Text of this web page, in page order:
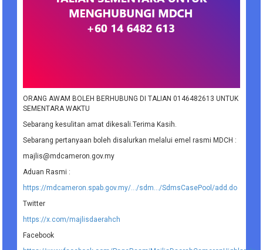
ORANG AWAM BOLEH BERHUBUNG DI TALIAN 0146482613 UNTUK
SEMENTARA WAKTU
Sebarang kesulitan amat dikesali.Terima Kasih.
Sebarang pertanyaan boleh disalurkan melalui emel rasmi MDCH :
majlis@mdcameron.gov.my
Aduan Rasmi :
https://mdcameron.spab.gov.my/.../sdm.../SdmsCasePool/add.do
Twitter
https://x.com/majlisdaerahch
Facebook